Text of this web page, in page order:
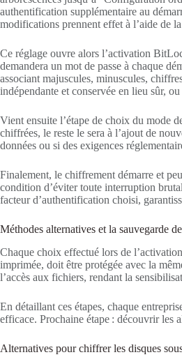
authentification supplémentaire au
modifications prennent effet à l’aide de
Ce réglage ouvre alors l’activation
demandera un mot de passe à chaque
associant majuscules, minuscules,
indépendante et conservée en lieu sûr,
Vient ensuite l’étape de choix du mode
chiffrées, le reste le sera à l’ajout de
données ou si des exigences
Finalement, le chiffrement démarre et
condition d’éviter toute interruption
facteur d’authentification choisi,
Méthodes alternatives et la sauvegarde
Chaque choix effectué lors de
imprimée, doit être protégée avec la
l’accès aux fichiers, rendant la
En détaillant ces étapes, chaque
efficace. Prochaine étape : découvrir les
Alternatives pour chiffrer les disques